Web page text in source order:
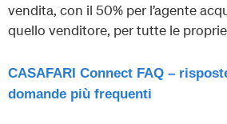
vendita, con il 50% per l’agente
quello venditore, per tutte le
CASAFARI Connect FAQ –
domande più frequenti